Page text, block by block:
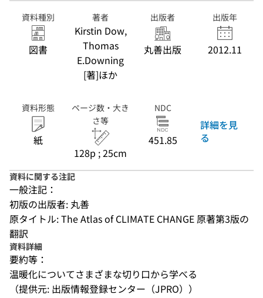
資料種別
図書
著者
Kirstin Dow,
Thomas
E.Downing
[著]ほか
出版者
丸善出版
出版年
2012.11
資料形態
紙
ページ数・大き
さ等
128p ; 25cm
NDC
451.85
詳細を見
る
資料に関する注記
一般注記：
初版の出版者: 丸善
原タイトル: The Atlas of CLIMATE CHANGE 原著第3版の
翻訳
資料詳細
要約等：
温暖化についてさまざまな切り口から学べる
（提供元: 出版情報登録センター（JPRO））